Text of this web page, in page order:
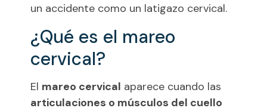
un accidente como un latigazo cervical.
¿Qué es el mareo
cervical?
El mareo cervical aparece cuando las
articulaciones o músculos del cuello